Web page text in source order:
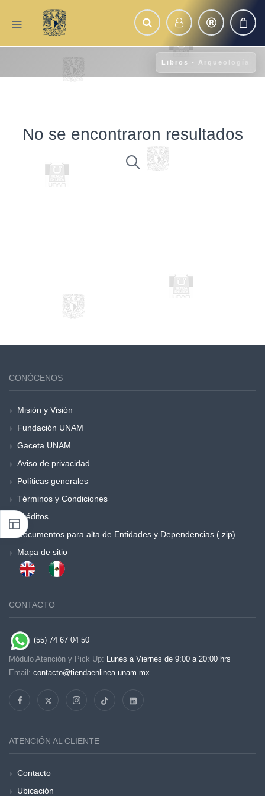
Libros - Arqueología
No se encontraron resultados
CONÓCENOS
Misión y Visión
Fundación UNAM
Gaceta UNAM
Aviso de privacidad
Políticas generales
Términos y Condiciones
Créditos
Documentos para alta de Entidades y Dependencias (.zip)
Mapa de sitio
CONTACTO
(55) 74 67 04 50
Módulo Atención y Pick Up: Lunes a Viernes de 9:00 a 20:00 hrs
Email: contacto@tiendaenlinea.unam.mx
ATENCIÓN AL CLIENTE
Contacto
Ubicación